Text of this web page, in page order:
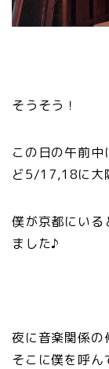
そうそう！
この日の午前
ど5/17,18に大
僕が京都にいる
ました♪
夜に音楽関係の
そこに僕を呼